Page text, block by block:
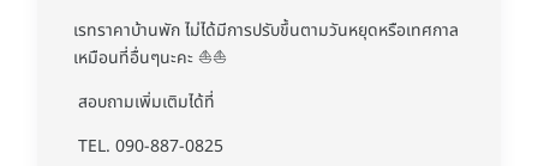
เรทราคาบ้านพัก ไม่ได้มีการปรับขึ้นตามวันหยุดหรือเทศกาล
เหมือนที่อื่นๆนะคะ ⛵️⛵️
สอบถามเพิ่มเติมได้ที่
TEL. 090-887-0825